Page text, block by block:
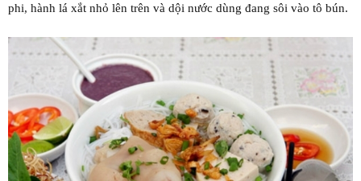
phi, hành lá xắt nhỏ lên trên và dội nước dùng đang sôi vào tô bún.